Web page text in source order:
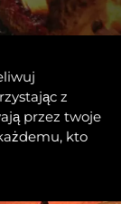
z
przez twoje
kto